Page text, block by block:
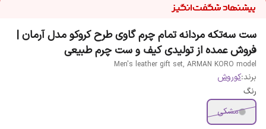
ست سه‌تکه مردانه تمام چرم گاوی طرح کروکو مدل آرمان |
فروش عمده از تولیدی کیف و ست چرم طبیعی
Men's leather gift set, ARMAN KORO model
برند:کوروش
رنگ
مشکی